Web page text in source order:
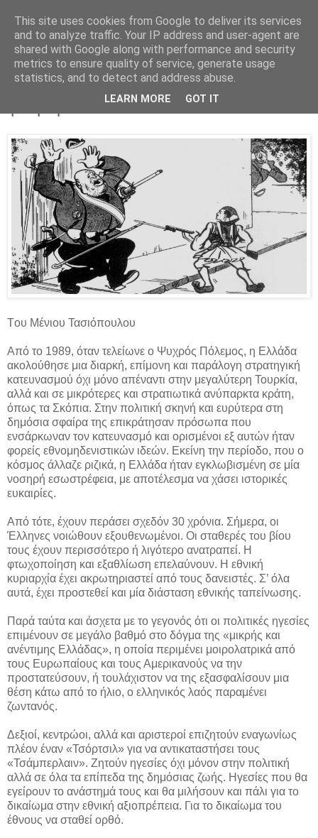
Parakato.gr
Οι δυνατότητες, το ετοιμοπόλεμο και τα
Tου Μένιου Τασιόπουλου
Από το 1989, όταν τελείωνε ο Ψυχρός Πόλεμος, η Ελλάδα
ακολούθησε μια διαρκή, επίμονη και παράλογη στρατηγική
κατευνασμού όχι μόνο απέναντι στην μεγαλύτερη Τουρκία,
αλλά και σε μικρότερες και στρατιωτικά ανύπαρκτα κράτη,
όπως τα Σκόπια. Στην πολιτική σκηνή και ευρύτερα στη
δημόσια σφαίρα της επικράτησαν πρόσωπα που
ενσάρκωναν τον κατευνασμό και ορισμένοι εξ αυτών ήταν
φορείς εθνομηδενιστικών ιδεών. Εκείνη την περίοδο, που ο
κόσμος άλλαζε ριζικά, η Ελλάδα ήταν εγκλωβισμένη σε μία
νοσηρή εσωστρέφεια, με αποτέλεσμα να χάσει ιστορικές
ευκαιρίες.
Από τότε, έχουν περάσει σχεδόν 30 χρόνια. Σήμερα, οι
Έλληνες νοιώθουν εξουθενωμένοι. Οι σταθερές του βίου
τους έχουν περισσότερο ή λιγότερο ανατραπεί. Η
φτωχοποίηση και εξαθλίωση επελαύνουν. Η εθνική
κυριαρχία έχει ακρωτηριαστεί από τους δανειστές. Σ’ όλα
αυτά, έχει προστεθεί και μία διάσταση εθνικής ταπείνωσης.
Παρά ταύτα και άσχετα με το γεγονός ότι οι πολιτικές ηγεσίες
επιμένουν σε μεγάλο βαθμό στο δόγμα της «μικρής και
ανέντιμης Ελλάδας», η οποία περιμένει μοιρολατρικά από
τους Ευρωπαίους και τους Αμερικανούς να την
προστατεύσουν, ή τουλάχιστον να της εξασφαλίσουν μια
θέση κάτω από το ήλιο, ο ελληνικός λαός παραμένει
ζωντανός.
Δεξιοί, κεντρώοι, αλλά και αριστεροί επιζητούν εναγωνίως
πλέον έναν «Τσόρτσιλ» για να αντικαταστήσει τους
«Τσάμπερλαιν». Ζητούν ηγεσίες όχι μόνον στην πολιτική
αλλά σε όλα τα επίπεδα της δημόσιας ζωής. Ηγεσίες που θα
εγείρουν το ανάστημά τους και θα μιλήσουν και πάλι για το
δικαίωμα στην εθνική αξιοπρέπεια. Για το δικαίωμα του
έθνους να σταθεί ορθό.
This site uses cookies from Google to deliver its services
and to analyze traffic. Your IP address and user-agent are
shared with Google along with performance and security
metrics to ensure quality of service, generate usage
statistics, and to detect and address abuse.
LEARN MORE GOT IT